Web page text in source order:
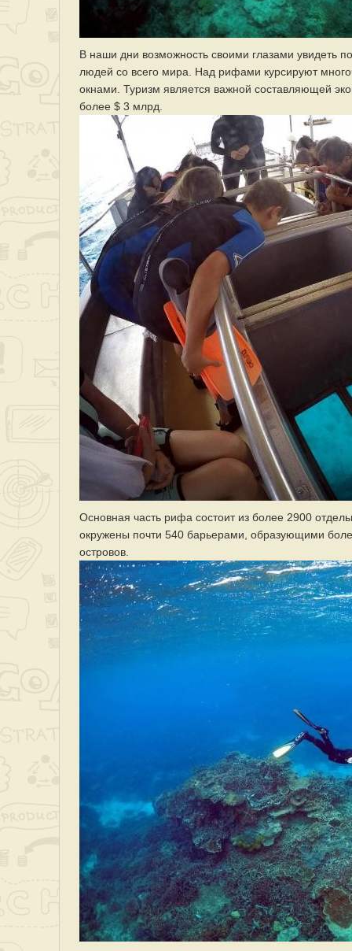
В наши дни возможность своими глазами увидеть
людей со всего мира. Над рифами курсируют
окнами. Туризм является важной составляющей
более $ 3 млрд.
Основная часть рифа состоит из более 2900
окружены почти 540 барьерами, образующими
островов.